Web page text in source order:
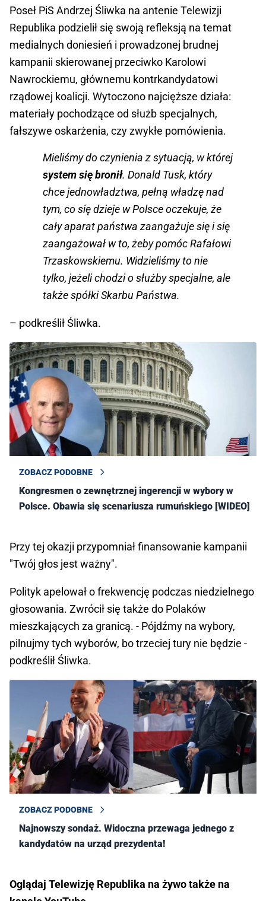
Poseł PiS Andrzej Śliwka na antenie Telewizji
Republika podzielił się swoją refleksją na temat
medialnych doniesień i prowadzonej brudnej
kampanii skierowanej przeciwko Karolowi
Nawrockiemu, głównemu kontrkandydatowi
rządowej koalicji. Wytoczono najcięższe działa:
materiały pochodzące od służb specjalnych,
fałszywe oskarżenia, czy zwykłe pomówienia.
Mieliśmy do czynienia z sytuacją, w której
system się bronił. Donald Tusk, który
chce jednowładztwa, pełną władzę nad
tym, co się dzieje w Polsce oczekuje, że
cały aparat państwa zaangażuje się i się
zaangażował w to, żeby pomóc Rafałowi
Trzaskowskiemu. Widzieliśmy to nie
tylko, jeżeli chodzi o służby specjalne, ale
także spółki Skarbu Państwa.
– podkreślił Śliwka.
ZOBACZ PODOBNE
Kongresmen o zewnętrznej ingerencji w wybory w
Polsce. Obawia się scenariusza rumuńskiego [WIDEO]
Przy tej okazji przypomniał finansowanie kampanii
"Twój głos jest ważny".
Polityk apelował o frekwencję podczas niedzielnego
głosowania. Zwrócił się także do Polaków
mieszkających za granicą. - Pójdźmy na wybory,
pilnujmy tych wyborów, bo trzeciej tury nie będzie -
podkreślił Śliwka.
ZOBACZ PODOBNE
Najnowszy sondaż. Widoczna przewaga jednego z
kandydatów na urząd prezydenta!
Oglądaj Telewizję Republika na żywo także na